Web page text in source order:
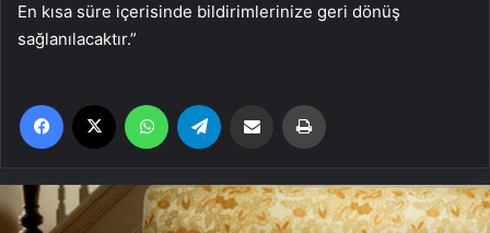
En kısa süre içerisinde bildirimlerinize geri dönüş
sağlanılacaktır.”
Facebook WhatsApp Email'den paylaş